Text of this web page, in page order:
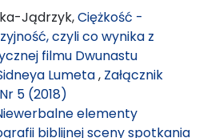
Jądrzyk,Ciężkość -
czyli co wynika z
filmu Dwunastu
Lumeta, Załącznik
5 (2018)
elementy
biblijnej sceny spotkania